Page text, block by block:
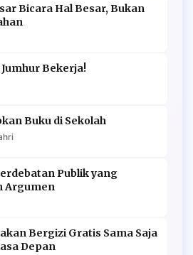
Bicara Hal Besar, Bukan
Bekerja!
Buku di Sekolah
Publik yang
Argumen
Bergizi Gratis Sama Saja
Depan